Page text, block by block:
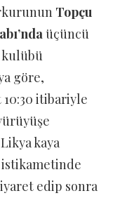
Topçu
üçüncü
göre,
10:30 itibariyle
kaya
istikametinde
edip sonra